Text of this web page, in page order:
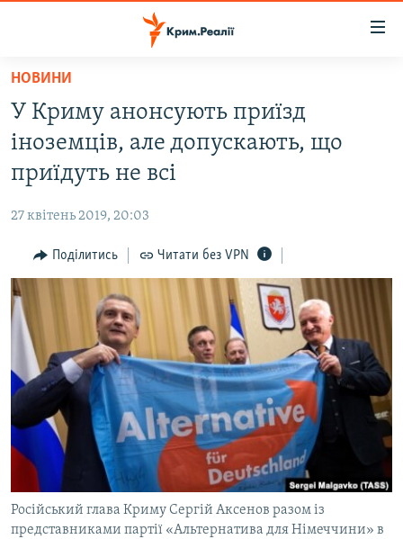
Перейти
основного
матеріалу
Перейти
до
основної
Перейти
до
пошуку
ВОДА.КРИМ
ВІДЕО ТА ФОТО
БЛОГИ
ПОГЛЯД
ІНТЕРВ'Ю
ВСЕ ЗА ДЕНЬ
СПЕЦПРОЕКТИ
ДЕПОРТАЦІЯ
ВІДЕОУРОКИ «ELIFBE»
СВІДЧЕННЯ ОКУПАЦІЇ
УКРАЇНСЬКА ПРОБЛЕМА КРИМУ
ІНФОГРАФІКА
ЯК ОБІЙТИ БЛОКУВАННЯ
Русский
Qırımtatar
ДОЛУЧАЙСЯ!
НОВИНИ
У Криму анонсують приїзд
іноземців, але допускають, що
приїдуть не всі
27 квітень 2019, 20:03
Поділитись Читати без VPN
Російський глава Криму Сергій Аксенов разом із
представниками партії «Альтернатива для Німеччини» в